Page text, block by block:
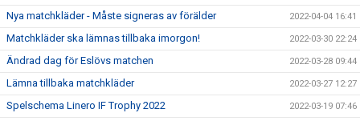
Nya matchkläder - Måste signeras av förälder 2022-04-04 16:41
Matchkläder ska lämnas tillbaka imorgon! 2022-03-30 22:24
Ändrad dag för Eslövs matchen 2022-03-28 09:44
Lämna tillbaka matchkläder 2022-03-27 12:27
Spelschema Linero IF Trophy 2022 2022-03-19 07:46